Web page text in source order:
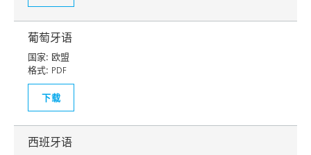
葡萄牙语
国家: 欧盟
格式: PDF
下载
西班牙语